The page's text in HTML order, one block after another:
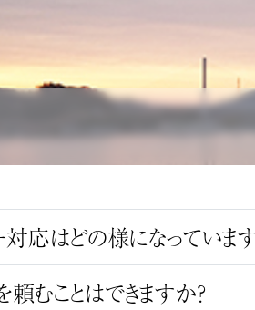
対応はどの様になっていま
頼むことはできますか？